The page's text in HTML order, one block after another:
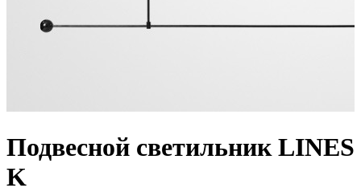
Подвесной светильник LINES
K